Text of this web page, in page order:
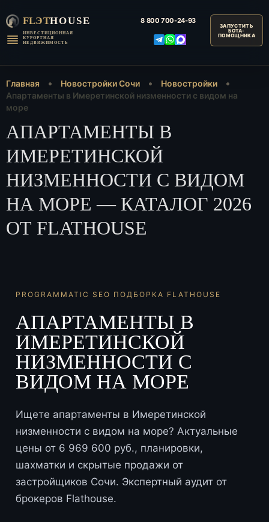
FLЭTHOUSE
ИНВЕСТИЦИОННАЯ
КУРОРТНАЯ
НЕДВИЖИМОСТЬ
8 800 700-24-93
Главная Новостройки Сочи
Новостройки
Апартаменты в Имеретинской низменности с видом на
море
АПАРТАМЕНТЫ В
ИМЕРЕТИНСКОЙ
НИЗМЕННОСТИ С ВИДОМ
НА МОРЕ — КАТАЛОГ 2026
ОТ FLATHOUSE
PROGRAMMATIC SEO ПОДБОРКА FLATHOUSE
АПАРТАМЕНТЫ В
ИМЕРЕТИНСКОЙ
НИЗМЕННОСТИ С
ВИДОМ НА МОРЕ
Ищете апартаменты в Имеретинской
низменности с видом на море? Актуальные
цены от 6 969 600 руб., планировки,
шахматки и скрытые продажи от
застройщиков Сочи. Экспертный аудит от
брокеров Flathouse.